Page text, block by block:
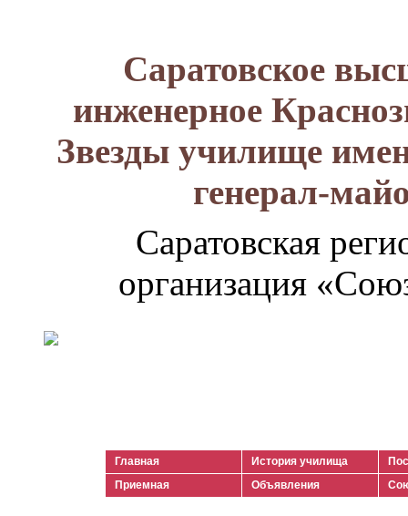
Саратовское
инженерное
Звезды училище
генерал-
Саратовская
организация
Главная История училища
Приемная
Объявления